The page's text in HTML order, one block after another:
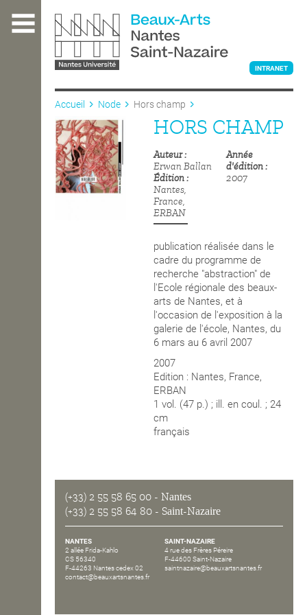
contenu
L'ÉCOLE
ENSEIGNEMENT
INTRANET
Accueil Node Hors champ
HORS CHAMP
Auteur
Erwan Ballan
Édition
Nantes,
France,
ERBAN
Année
d'édition
2007
publication réalisée dans le
cadre du programme de
recherche "abstraction" de
l'Ecole régionale des beaux-
arts de Nantes, et à
l'occasion de l'exposition à la
galerie de l'école, Nantes, du
6 mars au 6 avril 2007
2007
Edition : Nantes, France,
ERBAN
1 vol. (47 p.) ; ill. en coul. ; 24
cm
français
(+33) 2 55 58 65 00 - Nantes
(+33) 2 55 58 64 80 - Saint-Nazaire
NANTES
2 allée Frida-Kahlo
CS 56340
F-44263 Nantes cedex 02
contact@beauxartsnantes.fr
SAINT-NAZAIRE
4 rue des Frères Péreire
F-44600 Saint-Nazaire
saintnazaire@beauxartsnantes.fr